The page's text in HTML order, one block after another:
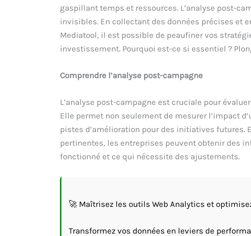
gaspillant temps et ressources. L’analyse post-
invisibles. En collectant des données précises et
Mediatool, il est possible de peaufiner vos
investissement. Pourquoi est-ce si essentiel ?
Comprendre l’analyse post-campagne
L’analyse post-campagne est cruciale pour
Elle permet non seulement de mesurer l’impact
pistes d’amélioration pour des initiatives futures.
pertinentes, les entreprises peuvent obtenir des
fonctionné et ce qui nécessite des ajustements.
🚀 Maîtrisez les outils Web Analytics et
Transformez vos données en leviers de